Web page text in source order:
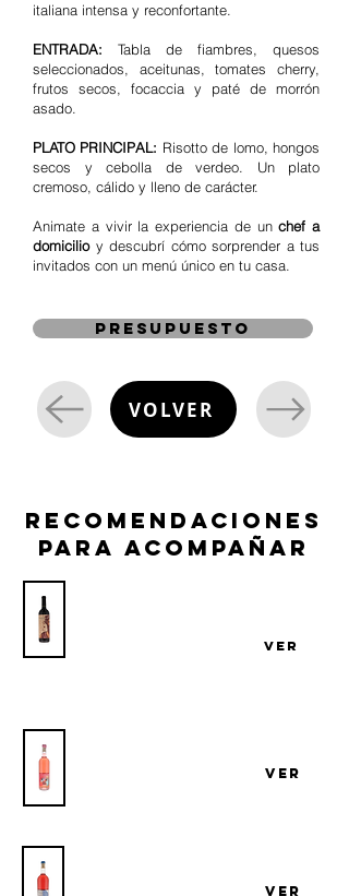
italiana intensa y reconfortante.
ENTRADA: Tabla de fiambres, quesos
seleccionados, aceitunas, tomates cherry,
frutos secos, focaccia y paté de morrón
asado.
PLATO PRINCIPAL: Risotto de lomo, hongos
secos y cebolla de verdeo. Un plato
cremoso, cálido y lleno de carácter.
Animate a vivir la experiencia de unchef a
domicilioy descubrí cómo sorprender a tus
invitados con un menú único en tu casa.
presupuesto
VOLVER
recomendaciones
para acompañar
VER
VER
VER